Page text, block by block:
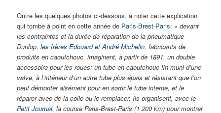
Outre les quelques photos ci-dessous, à noter cette explication
qui tombe à point en cette année de Paris-Brest-Paris: «devant
les contraintes et la durée de réparation de la pneumatique
Dunlop,les frères Edouard et André Michelin, fabricants de
produits en caoutchouc, imaginent, à partir de 1891, un double
accessoire pour les roues: un tube en caoutchouc fin muni d’une
valve, à l’intérieur d’un autre tube plus épais et résistant que l’on
peut démonter aisément pour en sortir le tube interne, et le
réparer avec de la colle ou le remplacer. Ils organisent, avecle
Petit Journal, la course Paris-Brest-Paris (1 200 km) pour montrer